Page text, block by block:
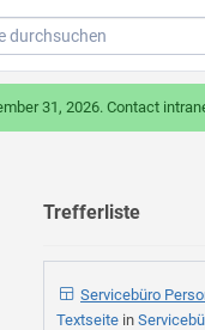
31, 2026. Contact
Trefferliste
Servicebüro
Textseite in